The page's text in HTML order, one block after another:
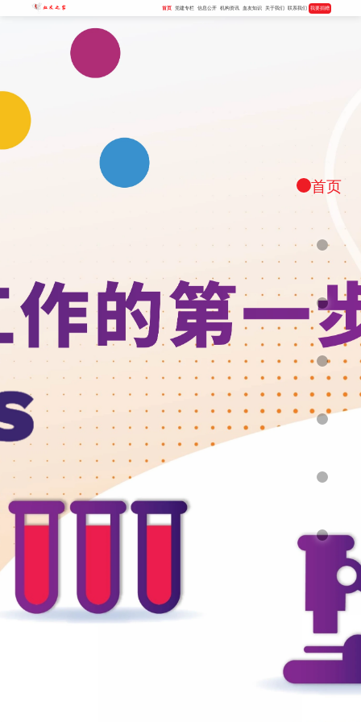
首页 党建专栏 信息公开 机构资讯 血友知识 关于我们 联系我们 我要捐赠
首页